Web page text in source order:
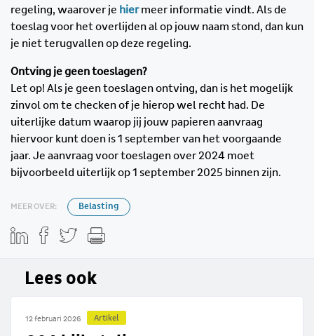
regeling, waarover je hiermeer informatie vindt. Als de
toeslag voor het overlijden al op jouw naam stond, dan kun
je niet terugvallen op deze regeling.
Ontving je geen toeslagen?
Let op! Als je geen toeslagen ontving, dan is het mogelijk
zinvol om te checken of je hierop wel recht had. De
uiterlijke datum waarop jij jouw papieren aanvraag
hiervoor kunt doen is 1 september van het voorgaande
jaar. Je aanvraag voor toeslagen over 2024 moet
bijvoorbeeld uiterlijk op 1 september 2025 binnen zijn.
MEER OVER: Belasting
Lees ook
12 februari 2026 Artikel